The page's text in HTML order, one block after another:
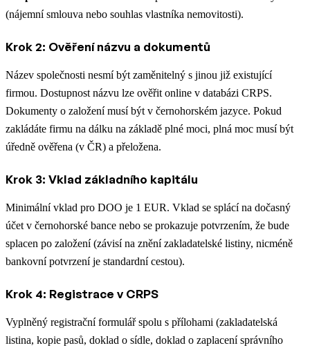
(nájemní smlouva nebo souhlas vlastníka nemovitosti).
Krok 2: Ověření názvu a dokumentů
Název společnosti nesmí být zaměnitelný s jinou již existující
firmou. Dostupnost názvu lze ověřit online v databázi CRPS.
Dokumenty o založení musí být v černohorském jazyce. Pokud
zakládáte firmu na dálku na základě plné moci, plná moc musí být
úředně ověřena (v ČR) a přeložena.
Krok 3: Vklad základního kapitálu
Minimální vklad pro DOO je 1 EUR. Vklad se splácí na dočasný
účet v černohorské bance nebo se prokazuje potvrzením, že bude
splacen po založení (závisí na znění zakladatelské listiny, nicméně
bankovní potvrzení je standardní cestou).
Krok 4: Registrace v CRPS
Vyplněný registrační formulář spolu s přílohami (zakladatelská
listina, kopie pasů, doklad o sídle, doklad o zaplacení správního